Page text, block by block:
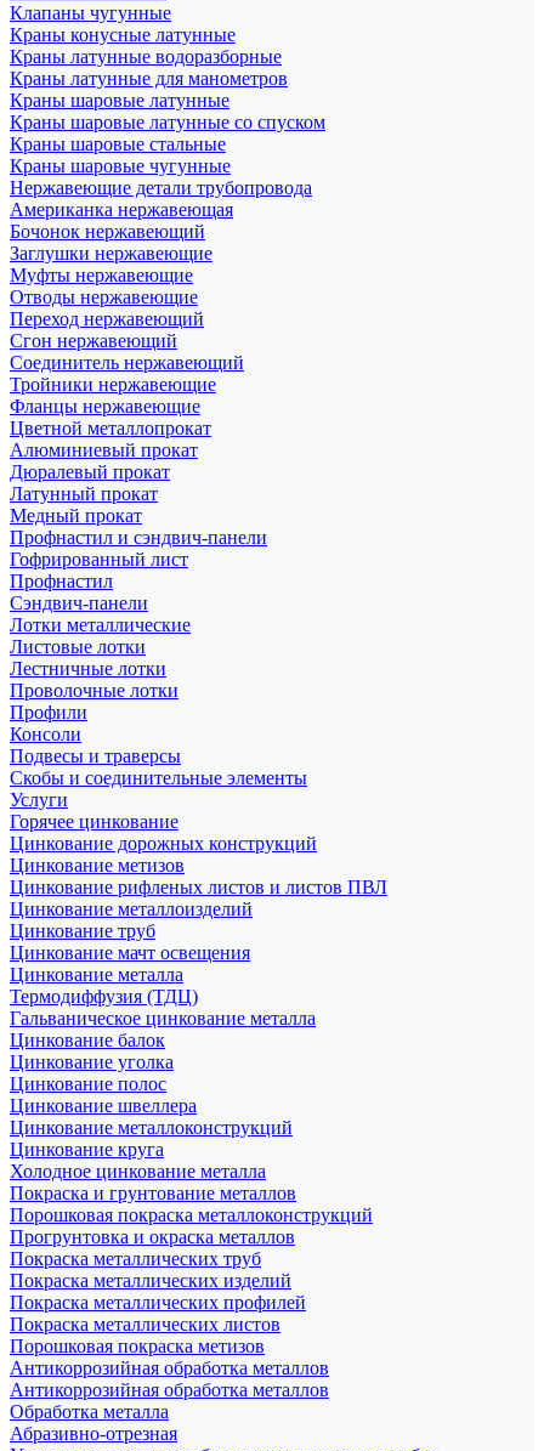
Клапаны чугунные
Краны конусные латунные
Краны латунные водоразборные
Краны латунные для манометров
Краны шаровые латунные
Краны шаровые латунные со спуском
Краны шаровые стальные
Краны шаровые чугунные
Нержавеющие детали трубопровода
Американка нержавеющая
Бочонок нержавеющий
Заглушки нержавеющие
Муфты нержавеющие
Отводы нержавеющие
Переход нержавеющий
Сгон нержавеющий
Соединитель нержавеющий
Тройники нержавеющие
Фланцы нержавеющие
Цветной металлопрокат
Алюминиевый прокат
Дюралевый прокат
Латунный прокат
Медный прокат
Профнастил и сэндвич-панели
Гофрированный лист
Профнастил
Сэндвич-панели
Лотки металлические
Листовые лотки
Лестничные лотки
Проволочные лотки
Профили
Консоли
Подвесы и траверсы
Скобы и соединительные элементы
Услуги
Горячее цинкование
Цинкование дорожных конструкций
Цинкование метизов
Цинкование рифленых листов и листов ПВЛ
Цинкование металлоизделий
Цинкование труб
Цинкование мачт освещения
Цинкование металла
Термодиффузия (ТДЦ)
Гальваническое цинкование металла
Цинкование балок
Цинкование уголка
Цинкование полос
Цинкование швеллера
Цинкование металлоконструкций
Цинкование круга
Холодное цинкование металла
Покраска и грунтование металлов
Порошковая покраска металлоконструкций
Прогрунтовка и окраска металлов
Покраска металлических труб
Покраска металлических изделий
Покраска металлических профилей
Покраска металлических листов
Порошковая покраска метизов
Антикоррозийная обработка металлов
Антикоррозийная обработка металлов
Обработка металла
Абразивно-отрезная